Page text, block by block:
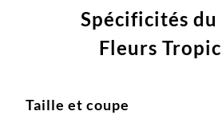
Spécificités du
Fleurs
Taille et coupe